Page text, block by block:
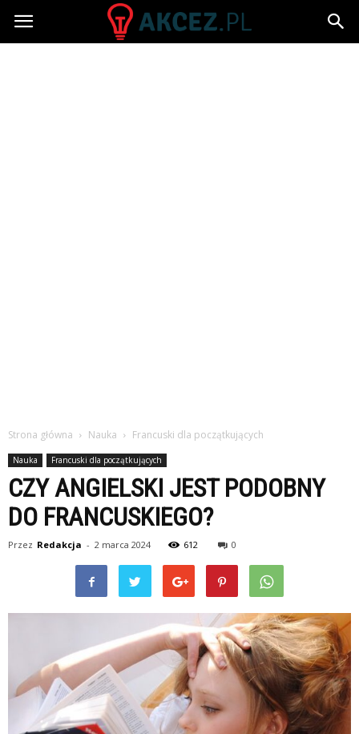
Akcez.pl
Strona główna Nauka Francuski dla początkujących
Nauka Francuski dla początkujących
CZY ANGIELSKI JEST PODOBNY
DO FRANCUSKIEGO?
Przez Redakcja - 2 marca 2024 612 0